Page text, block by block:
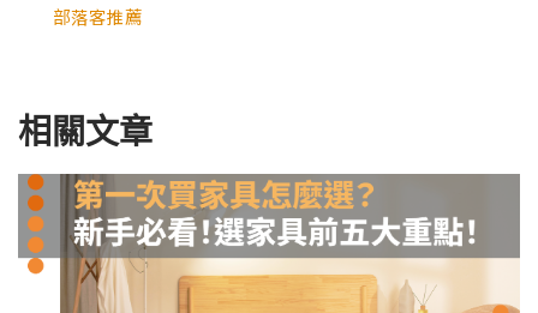
部落客推薦
相關文章